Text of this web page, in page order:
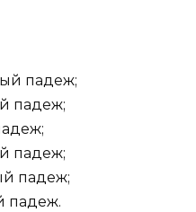
падеж;
падеж;
падеж;
падеж;
падеж.